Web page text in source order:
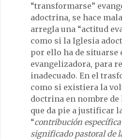
“transformarse”
adoctrina, se hace
arregla una “actitud
como si la Iglesia
por ello ha de situarse
evangelizadora, para
inadecuado. En el
como si existiera la
doctrina en nombre
que da pie a justificar
“contribución
significado pastoral de